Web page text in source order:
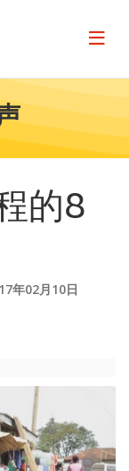
Page
的8
年02月10日